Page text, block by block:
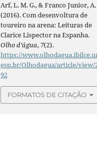
Arf, L. M. G., & Franco Junior, A.
(2016). Com desenvoltura de
toureiro na arena: Leituras de
Clarice Lispector na Espanha.
Olho d’água, 7(2).
https://
esp.br/Olhodagua/article/view/
92
FORMATOS DE CITAÇÃO